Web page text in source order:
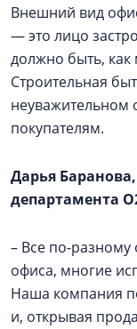
Внешний вид
— это лицо
должно быть,
Строительная
неуважительном
покупателям.
Дарья
департамента
– Все по-разному
офиса, многие
Наша компания
и, открывая